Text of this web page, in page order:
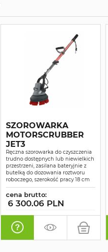
SZOROWARKA
MOTORSCRUBBER
JET3
Ręczna szorowarka do czyszczenia
trudno dostępnych lub niewielkich
przestrzeni, zasilana bateryjnie z
butelką do dozowania roztworu
roboczego, szerokość pracy 18 cm
cena brutto:
6 300.06 PLN